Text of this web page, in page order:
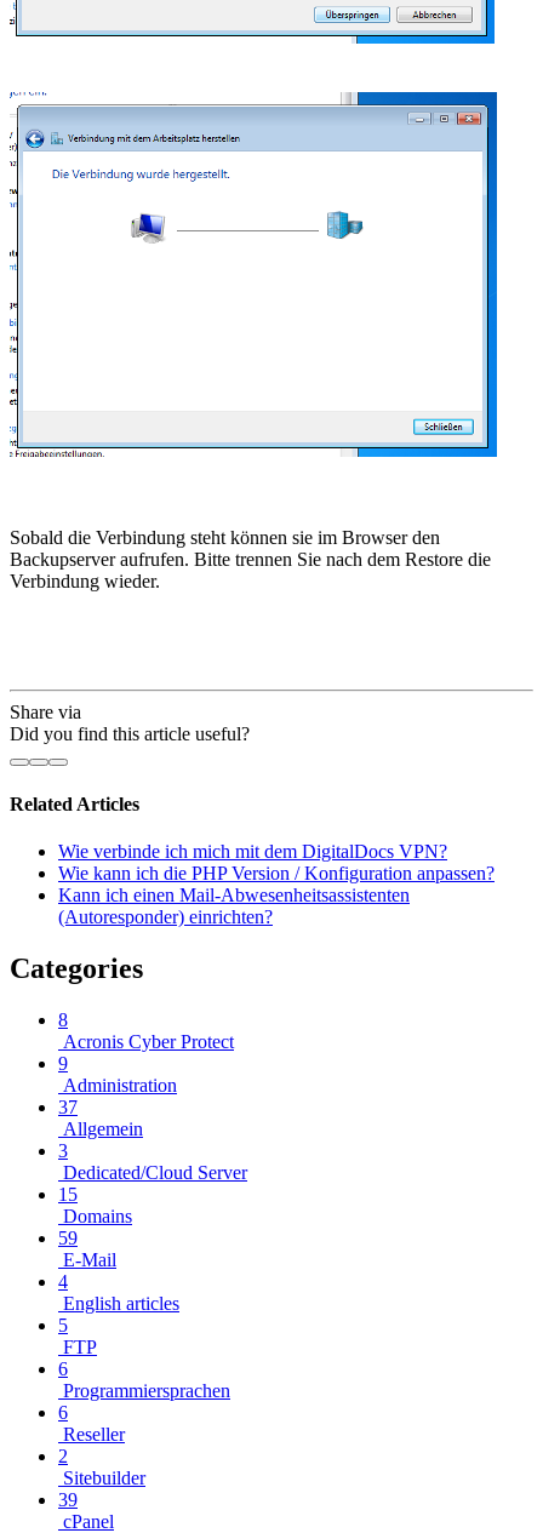
Sobald die Verbindung steht können sie im Browser den
Backupserver aufrufen. Bitte trennen Sie nach dem Restore die
Verbindung wieder.
Share via
Did you find this article useful?
Related Articles
Wie verbinde ich mich mit dem DigitalDocs VPN?
Wie kann ich die PHP Version / Konfiguration anpassen?
Kann ich einen Mail-Abwesenheitsassistenten
(Autoresponder) einrichten?
Categories
8
Acronis Cyber Protect
9
Administration
37
Allgemein
3
Dedicated/Cloud Server
15
Domains
59
E-Mail
4
English articles
5
FTP
6
Programmiersprachen
6
Reseller
2
Sitebuilder
39
cPanel